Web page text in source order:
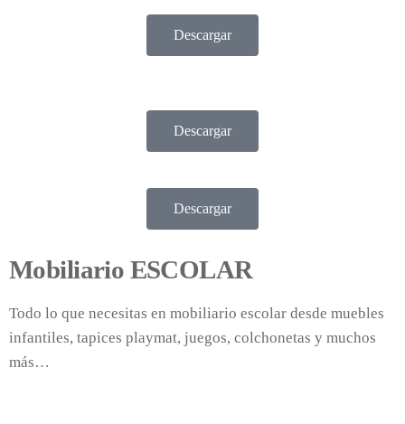
Descargar
Descargar
Descargar
Mobiliario ESCOLAR
Todo lo que necesitas en mobiliario escolar desde muebles
infantiles, tapices playmat, juegos, colchonetas y muchos
más…